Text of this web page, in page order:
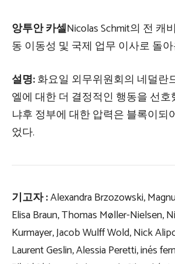
앙투안 카셀Nicolas Schmit의 전 캐
동 이동성 및 국제 업무 이사로 돌
설명:화요일 외무위원회의 네덜란
엘에 대한 더 결정적인 행동을 선
냐후 정부에 대한 압력은 블록이되
었다.
기고자 :Alexandra Brzozowski,
Elisa Braun, Thomas Møller-Nielsen,
Kurmayer, Jacob Wulff Wold, Nick
Laurent Geslin, Alessia Peretti, inés